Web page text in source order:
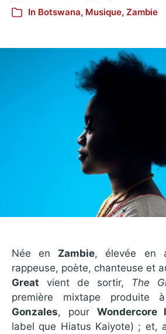
In Botswana, Musique, Zambie
Née en Zambie, élevée en
rappeuse, poète, chanteuse et
Great vient de sortir, The
première mixtape produite
Gonzales, pour Wondercore
label que Hiatus Kaiyote) ; et,